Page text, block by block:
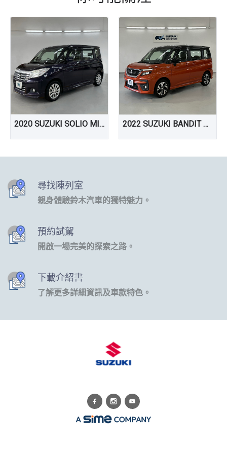
2020 SUZUKI SOLIO MILD HYBRID 2022 SUZUKI BANDIT SOLIO
尋找陳列室
親身體驗鈴木汽車的獨特魅力。
預約試駕
開啟一場完美的探索之路。
下載介紹書
了解更多詳細資訊及車款特色。